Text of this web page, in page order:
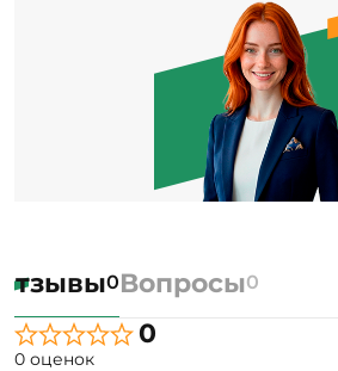
0Вопросы0
0
0 оценок